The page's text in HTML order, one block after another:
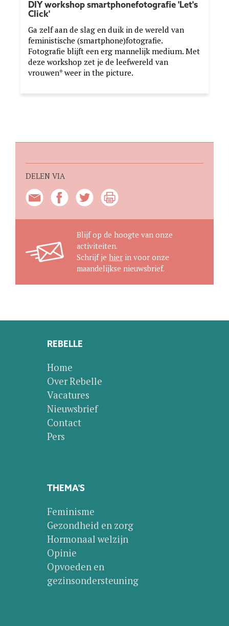
DIY workshop smartphonefotografie 'Let's
Click'
Ga zelf aan de slag en duik in de wereld van
feministische (smartphone)fotografie.
Fotografie blijft een erg mannelijk medium. Met
deze workshop zet je de leefwereld van
vrouwen* weer in the picture.
DELEN VIA
Blijf op de hoogte van onze
activiteiten.
Schrijf je hier in voor onze
maandelijkse nieuwsbrief.
REBELLE
Home
Over Rebelle
Vacatures
Nieuwsbrief
Contact
Pers
THEMA'S
Feminisme
Gezondheid en zorg
Hormonaal welzijn
Opinie
Opvoeden en
gezinsondersteuning